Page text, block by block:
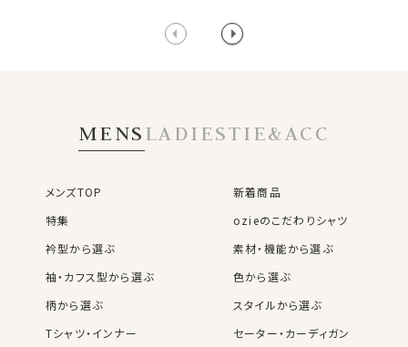
MENSLADIESTIE&ACC
メンズTOP
新着商品
特集
ozieのこだわりシャツ
衿型から選ぶ
素材・機能から選ぶ
袖・カフス型から選ぶ
色から選ぶ
柄から選ぶ
スタイルから選ぶ
Tシャツ・インナー
セーター・カーディガン